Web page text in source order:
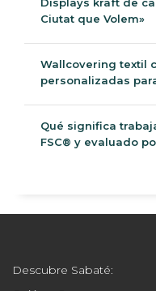
Displays kraft de
Ciutat que Volem»
Wallcovering textil
personalizadas
Qué significa
FSC® y evaluado
Descubre Sabaté: